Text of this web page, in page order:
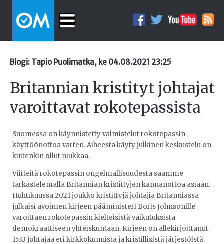
Blogi: Tapio Puolimatka, ke 04.08.2021 23:25
Britannian kristityt johtajat
varoittavat rokotepassista
Suomessa on käynnistetty valmistelut rokotepassin
käyttöönottoa varten. Aiheesta käyty julkinen keskustelu on
kuitenkin ollut niukkaa.
Viitteitä rokotepassin ongelmallisuudesta saamme
tarkastelemalla Britannian kristittyjen kannanottoa asiaan.
Huhtikuussa 2021 joukko kristittyjä johtajia Britanniassa
julkaisi avoimen kirjeen pääministeri Boris Johnsonille
varoittaen rokotepassin kielteisistä vaikutuksista
demokraattiseen yhteiskuntaan. Kirjeen on allekirjoittanut
1533 johtajaa eri kirkkokunnista ja kristillisistä järjestöistä.